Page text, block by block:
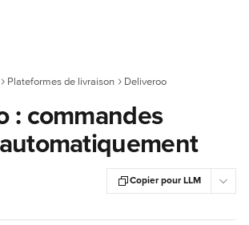
Plateformes de livraison Deliveroo
: commandes
Copier pour LLM